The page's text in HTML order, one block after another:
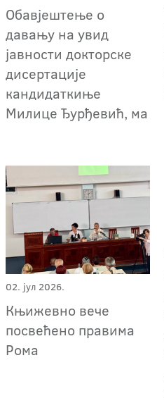
Обавјештење о
давању на увид
јавности докторске
дисертације
кандидаткиње
Милице Ђурђевић, ма
02. јул 2026.
Књижевно вече
посвећено правима
Рома